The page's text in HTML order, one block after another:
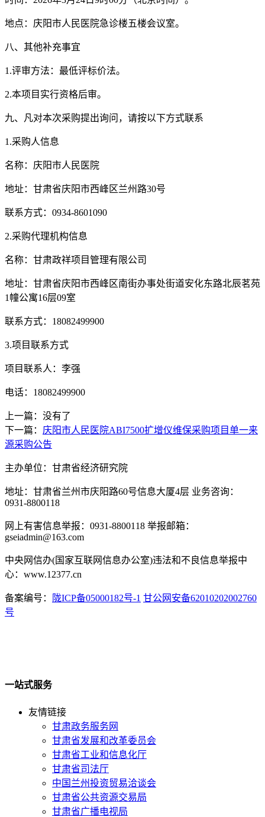
地点： 庆阳市人民医院急诊楼五楼会议室。
八、其他补充事宜
1.评审方法：最低评标价法。
2.本项目实行资格后审。
九、凡对本次采购提出询问，请按以下方式联系
1.采购人信息
名称： 庆阳市人民医院
地址： 甘肃省庆阳市西峰区兰州路30号
联系方式： 0934-8601090
2.采购代理机构信息
名称：甘肃政祥项目管理有限公司
地址：甘肃省庆阳市西峰区南街办事处街道安化东路北辰茗苑
1幢公寓16层09室
联系方式： 18082499900
3.项目联系方式
项目联系人：李强
电话： 18082499900
上一篇：没有了
下一篇： 庆阳市人民医院ABI7500扩增仪维保采购项目单一来
源采购公告
主办单位：甘肃省经济研究院
地址：甘肃省兰州市庆阳路60号信息大厦4层 业务咨询：
0931-8800118
网上有害信息举报：0931-8800118 举报邮箱：
gseiadmin@163.com
中央网信办(国家互联网信息办公室)违法和不良信息举报中
心：www.12377.cn
备案编号： 陇ICP备05000182号-1 甘公网安备62010202002760
号
一站式服务
友情链接
甘肃政务服务网
甘肃省发展和改革委员会
甘肃省工业和信息化厅
甘肃省司法厅
中国兰州投资贸易洽谈会
甘肃省公共资源交易局
甘肃省广播电视局